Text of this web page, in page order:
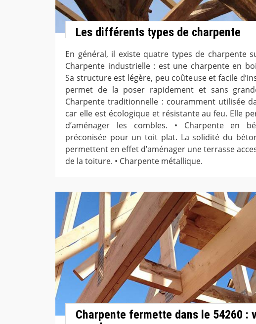
Les différents types de charpente
En général, il existe quatre types de charpente
Charpente industrielle : est une charpente en
Sa structure est légère, peu coûteuse et facile
permet de la poser rapidement et sans
Charpente traditionnelle : couramment utilisée
car elle est écologique et résistante au feu. Elle
d’aménager les combles. • Charpente en
préconisée pour un toit plat. La solidité du
permettent en effet d’aménager une terrasse
de la toiture. • Charpente métallique.
Charpente fermette dans le 54260 :